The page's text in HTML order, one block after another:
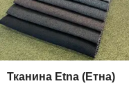
Тканина Etna (Етна)